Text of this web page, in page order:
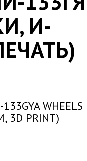
И-
WHEELS
3D PRINT)